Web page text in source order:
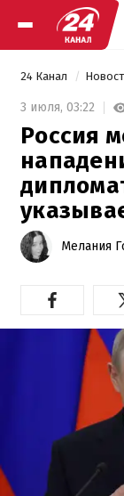
24 Канал
3 июля, 03:22
Россия
Мелания